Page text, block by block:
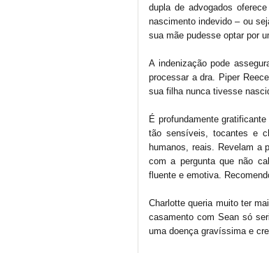
dupla de advogados
nascimento indevido – ou
sua mãe pudesse optar por
A indenização pode
processar a dra. Piper
sua filha nunca tivesse
É profundamente
tão sensíveis, tocantes e
humanos, reais. Revelam a
com a pergunta que não
fluente e emotiva.
Charlotte queria muito ter
casamento com Sean só
uma doença gravíssima e